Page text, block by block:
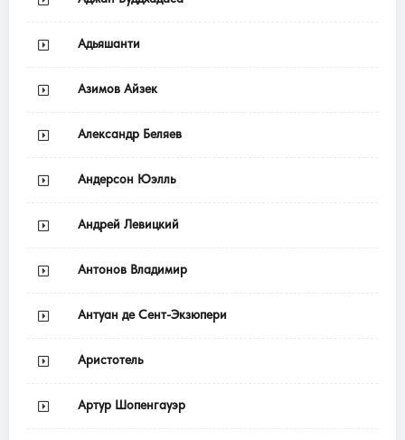
Адьяшанти
Азимов Айзек
Александр Беляев
Андерсон Юэлль
Андрей Левицкий
Антонов Владимир
Антуан де Сент-Экзюпери
Аристотель
Артур Шопенгауэр